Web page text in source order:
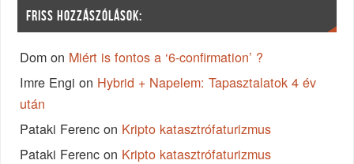
FRISS HOZZÁSZÓLÁSOK:
Dom on Miért is fontos a ‘6-confirmation’ ?
Imre Engi on Hybrid + Napelem: Tapasztalatok 4 év
után
Pataki Ferenc on Kripto katasztrófaturizmus
Pataki Ferenc on Kripto katasztrófaturizmus